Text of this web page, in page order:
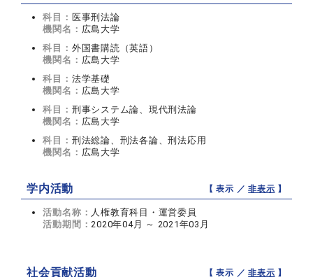
科目： 医事刑法論
機関名： 広島大学
科目： 外国書購読（英語）
機関名： 広島大学
科目： 法学基礎
機関名： 広島大学
科目： 刑事システム論、現代刑法論
機関名： 広島大学
科目： 刑法総論、刑法各論、刑法応用
機関名： 広島大学
学内活動 【 表示 ／非表示 】
活動名称： 人権教育科目・運営委員
活動期間：2020年04月 ～ 2021年03月
社会貢献活動 【 表示 ／非表示 】